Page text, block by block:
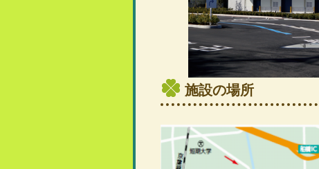
施設の場所